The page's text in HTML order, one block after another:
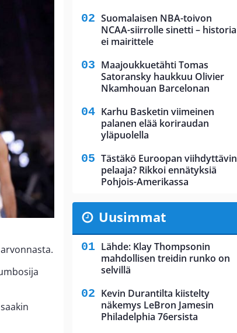
Suomalaisen NBA-toivon
NCAA-siirrolle sinetti – historia
ei mairittele
Maajoukkuetähti Tomas
Satoransky haukkuu Olivier
Nkamhouan Barcelonan
Karhu Basketin viimeinen
palanen elää koriraudan
yläpuolella
Tästäkö Euroopan viihdyttävin
pelaaja? Rikkoi ennätyksiä
Pohjois-Amerikassa
Uusimmat
Lähde: Klay Thompsonin
mahdollisen treidin runko on
selvillä
Kevin Durantilta kiistelty
näkemys LeBron Jamesin
Philadelphia 76ersista